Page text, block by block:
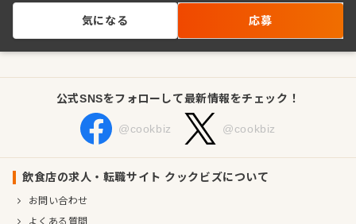
気になる 応募
公式SNSをフォローして最新情報をチェック！
@cookbiz @cookbiz
飲食店の求人・転職サイト クックビズについて
お問い合わせ
よくある質問